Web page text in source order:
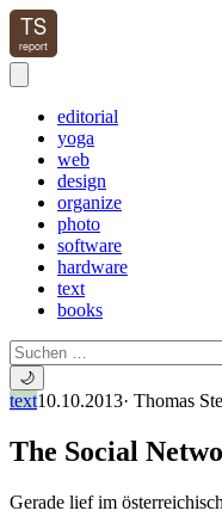
editorial
yoga
web
design
organize
photo
software
hardware
text
books
🌙
text10.10.2013· Thomas
The Social
Gerade lief im